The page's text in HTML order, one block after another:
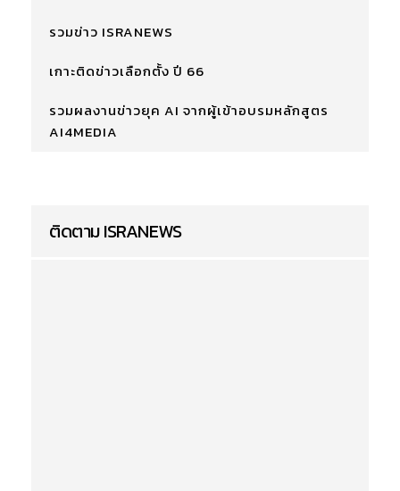
รวมข่าว ISRANEWS
เกาะติดข่าวเลือกตั้ง ปี 66
รวมผลงานข่าวยุค AI จากผู้เข้าอบรมหลักสูตร
AI4MEDIA
ติดตาม ISRANEWS